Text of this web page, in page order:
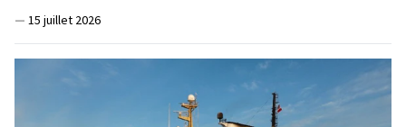
— 15 juillet 2026